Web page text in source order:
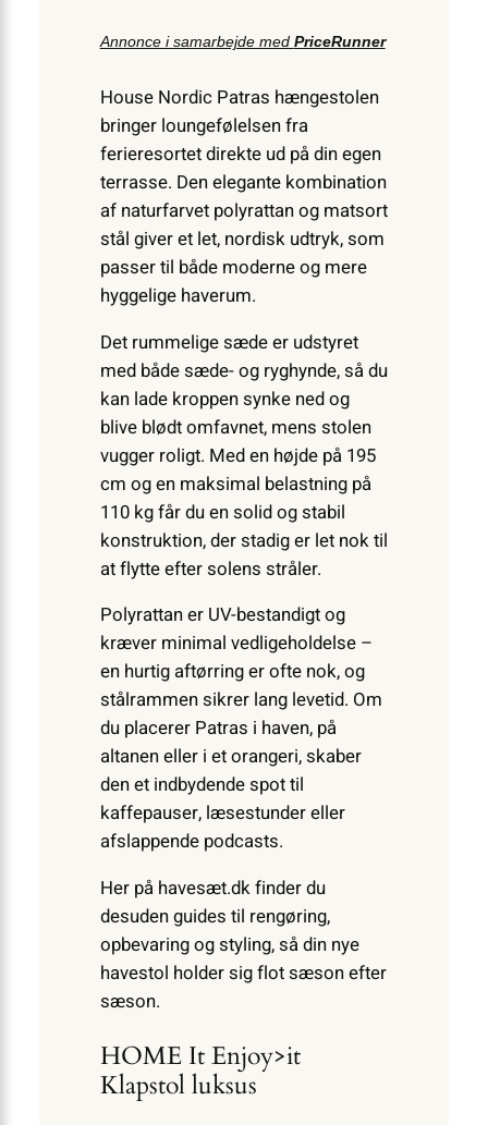
Annonce i samarbejde med PriceRunner
House Nordic Patras hængestolen
bringer loungefølelsen fra
ferieresortet direkte ud på din egen
terrasse. Den elegante kombination
af naturfarvet polyrattan og matsort
stål giver et let, nordisk udtryk, som
passer til både moderne og mere
hyggelige haverum.
Det rummelige sæde er udstyret
med både sæde- og ryghynde, så du
kan lade kroppen synke ned og
blive blødt omfavnet, mens stolen
vugger roligt. Med en højde på 195
cm og en maksimal belastning på
110 kg får du en solid og stabil
konstruktion, der stadig er let nok til
at flytte efter solens stråler.
Polyrattan er UV-bestandigt og
kræver minimal vedligeholdelse –
en hurtig aftørring er ofte nok, og
stålrammen sikrer lang levetid. Om
du placerer Patras i haven, på
altanen eller i et orangeri, skaber
den et indbydende spot til
kaffepauser, læsestunder eller
afslappende podcasts.
Her på havesæt.dk finder du
desuden guides til rengøring,
opbevaring og styling, så din nye
havestol holder sig flot sæson efter
sæson.
HOME It Enjoy>it
Klapstol luksus